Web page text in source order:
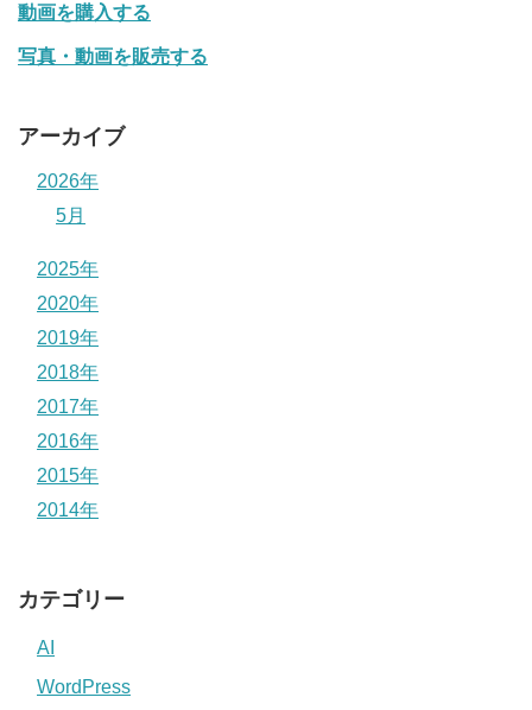
動画を購入する
写真・動画を販売する
アーカイブ
2026年
5月
2025年
2020年
2019年
2018年
2017年
2016年
2015年
2014年
カテゴリー
AI
WordPress